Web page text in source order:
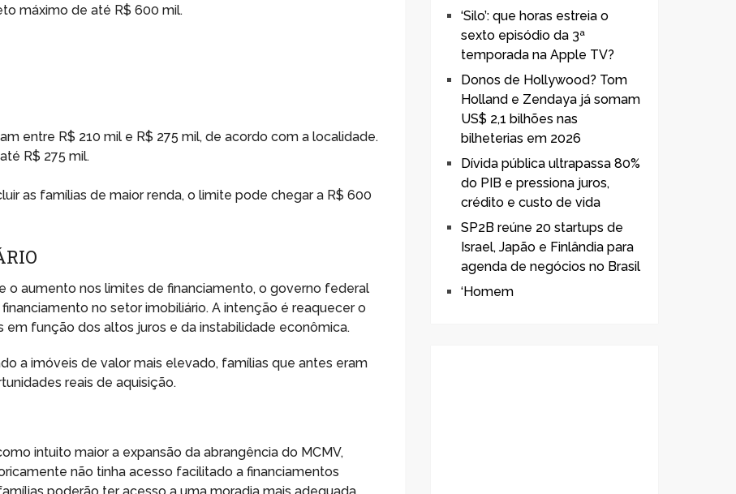
máximo de até R$ 600 mil.
entre R$ 210 mil e R$ 275 mil, de acordo com a localidade.
R$ 275 mil.
as famílias de maior renda, o limite pode chegar a R$ 600
o aumento nos limites de financiamento, o governo federal
no setor imobiliário. A intenção é reaquecer o
função dos altos juros e da instabilidade econômica.
a imóveis de valor mais elevado, famílias que antes eram
reais de aquisição.
intuito maior a expansão da abrangência do MCMV,
não tinha acesso facilitado a financiamentos
‘Silo’: que horas estreia o
sexto episódio da 3ª
temporada na Apple TV?
Donos de Hollywood? Tom
Holland e Zendaya já somam
US$ 2,1 bilhões nas
bilheterias em 2026
Dívida pública ultrapassa 80%
do PIB e pressiona juros,
crédito e custo de vida
SP2B reúne 20 startups de
Israel, Japão e Finlândia para
agenda de negócios no Brasil
‘Homem